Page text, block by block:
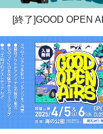
[終了]GOOD OPEN